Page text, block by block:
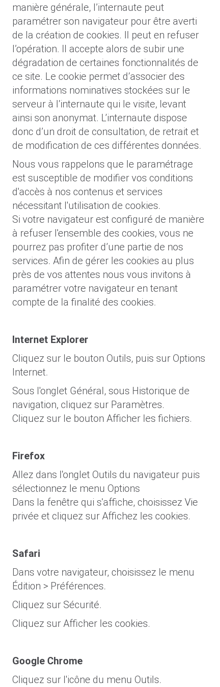
manière générale, l’internaute peut
paramétrer son navigateur pour être averti
de la création de cookies. Il peut en refuser
l’opération. Il accepte alors de subir une
dégradation de certaines fonctionnalités de
ce site. Le cookie permet d’associer des
informations nominatives stockées sur le
serveur à l’internaute qui le visite, levant
ainsi son anonymat. L’internaute dispose
donc d’un droit de consultation, de retrait et
de modification de ces différentes données.
Nous vous rappelons que le paramétrage
est susceptible de modifier vos conditions
d'accès à nos contenus et services
nécessitant l'utilisation de cookies.
Si votre navigateur est configuré de manière
à refuser l'ensemble des cookies, vous ne
pourrez pas profiter d’une partie de nos
services. Afin de gérer les cookies au plus
près de vos attentes nous vous invitons à
paramétrer votre navigateur en tenant
compte de la finalité des cookies.
Internet Explorer
Cliquez sur le bouton Outils, puis sur Options
Internet.
Sous l'onglet Général, sous Historique de
navigation, cliquez sur Paramètres.
Cliquez sur le bouton Afficher les fichiers.
Firefox
Allez dans l'onglet Outils du navigateur puis
sélectionnez le menu Options
Dans la fenêtre qui s'affiche, choisissez Vie
privée et cliquez sur Affichez les cookies.
Safari
Dans votre navigateur, choisissez le menu
Édition > Préférences.
Cliquez sur Sécurité.
Cliquez sur Afficher les cookies.
Google Chrome
Cliquez sur l'icône du menu Outils.